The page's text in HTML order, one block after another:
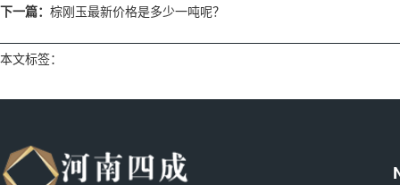
下一篇： 棕刚玉最新价格是多少一吨呢？
本文标签：